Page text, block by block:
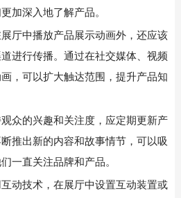
加深入地了解产品。
厅中播放产品展示动画外，还应该
进行传播。通过在社交媒体、视频
，可以扩大触达范围，提升产品知
众的兴趣和关注度，应定期更新产
推出新的内容和故事情节，可以吸
一直关注品牌和产品。
动技术，在展厅中设置互动装置或